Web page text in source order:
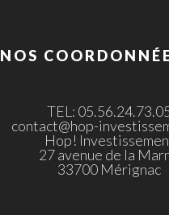
NOS
TEL:
contact@hop-
Hop!
27 avenue de la
33700 Mérignac